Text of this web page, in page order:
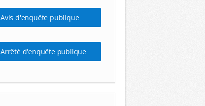
Avis d'enquête publique
Arrêté d'enquête publique